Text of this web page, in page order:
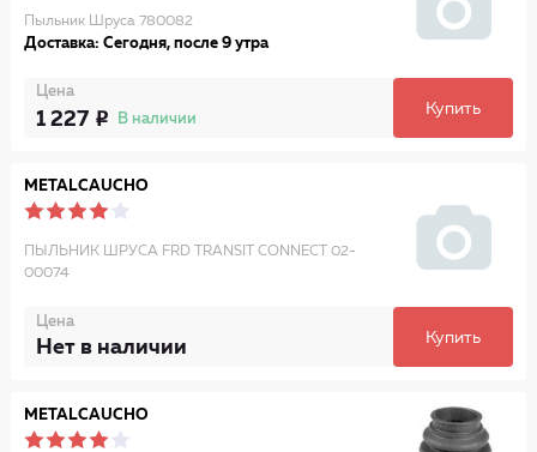
Пыльник Шруса 780082
Доставка: Сегодня, после 9 утра
Цена
1 227 В наличии
Купить
METALCAUCHO
ПЫЛЬНИК ШРУСА FRD TRANSIT CONNECT 02-
00074
Цена
Нет в наличии Купить
METALCAUCHO